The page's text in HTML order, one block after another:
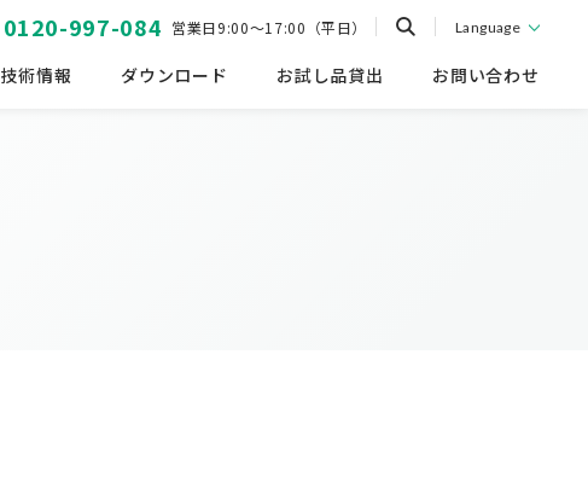
技術情報 ダウンロード お試し品貸出 お問い合わせ
0120-997-084 営業日9:00～17:00（平日） Language